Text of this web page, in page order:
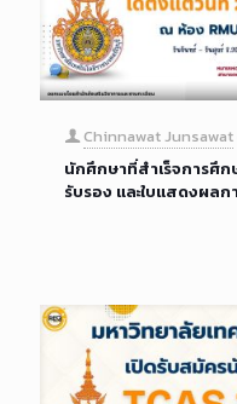
Chinnawat Junsawat
นักศึกษาที่สำเร็จการศึ
รับรอง และใบแสดงผล